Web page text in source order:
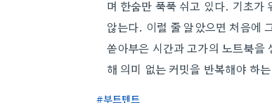
며 한숨만 푹푹 쉬고 있다. 기초가
않는다. 이럴 줄 알았으면 처음에
쏟아부은 시간과 고가의 노트북을
해 의미 없는 커밋을 반복해야 하
부트텐트